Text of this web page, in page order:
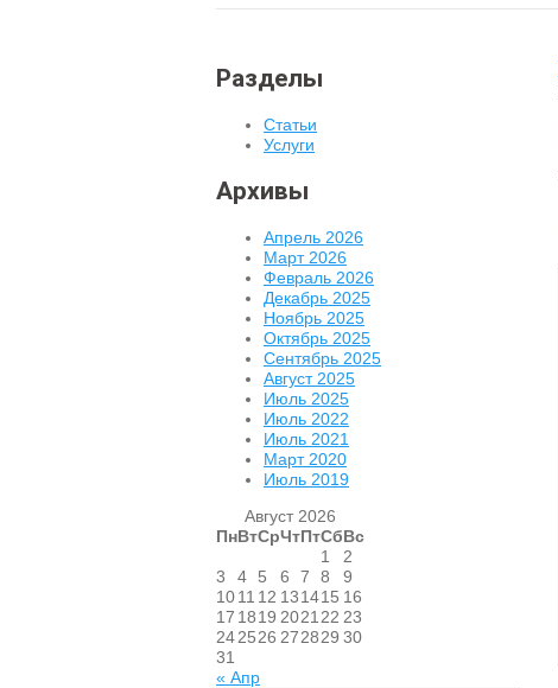
Разделы
Статьи
Услуги
Архивы
Апрель 2026
Март 2026
Февраль 2026
Декабрь 2025
Ноябрь 2025
Октябрь 2025
Сентябрь 2025
Август 2025
Июль 2025
Июль 2022
Июль 2021
Март 2020
Июль 2019
Август 2026
ПнВтСрЧтПтСбВс
1
2
3
4 5 6 7 8
9
1011 12 131415 16
17 1819 2021 22 23
242526 272829 30
31
« Апр